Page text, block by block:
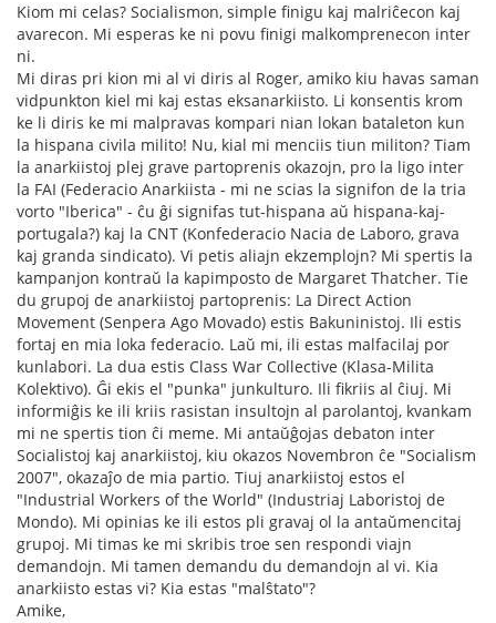
Kiom mi celas? Socialismon, simple finigu kaj malriĉecon kaj
avarecon. Mi esperas ke ni povu finigi malkomprenecon inter
ni.
Mi diras pri kion mi al vi diris al Roger, amiko kiu havas saman
vidpunkton kiel mi kaj estas eksanarkiisto. Li konsentis krom
ke li diris ke mi malpravas kompari nian lokan bataleton kun
la hispana civila milito! Nu, kial mi menciis tiun militon? Tiam
la anarkiistoj plej grave partoprenis okazojn, pro la ligo inter
la FAI (Federacio Anarkiista - mi ne scias la signifon de la tria
vorto "Iberica" - ĉu ĝi signifas tut-hispana aŭ hispana-kaj-
portugala?) kaj la CNT (Konfederacio Nacia de Laboro, grava
kaj granda sindicato). Vi petis aliajn ekzemplojn? Mi spertis la
kampanjon kontraŭ la kapimposto de Margaret Thatcher. Tie
du grupoj de anarkiistoj partoprenis: La Direct Action
Movement (Senpera Ago Movado) estis Bakuninistoj. Ili estis
fortaj en mia loka federacio. Laŭ mi, ili estas malfacilaj por
kunlabori. La dua estis Class War Collective (Klasa-Milita
Kolektivo). Ĝi ekis el "punka" junkulturo. Ili fikriis al ĉiuj. Mi
informiĝis ke ili kriis rasistan insultojn al parolantoj, kvankam
mi ne spertis tion ĉi meme. Mi antaŭĝojas debaton inter
Socialistoj kaj anarkiistoj, kiu okazos Novembron ĉe "Socialism
2007", okazaĵo de mia partio. Tiuj anarkiistoj estos el
"Industrial Workers of the World" (Industriaj Laboristoj de
Mondo). Mi opinias ke ili estos pli gravaj ol la antaŭmencitaj
grupoj. Mi timas ke mi skribis troe sen respondi viajn
demandojn. Mi tamen demandu du demandojn al vi. Kia
anarkiisto estas vi? Kia estas "malŝtato"?
Amike,